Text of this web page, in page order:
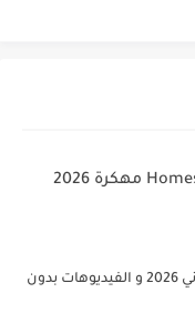
تحميل لعبة Homescapes مهكرة 2026
تحميل برنامج تنزيل اغاني 2026 و الفيديوهات بدون